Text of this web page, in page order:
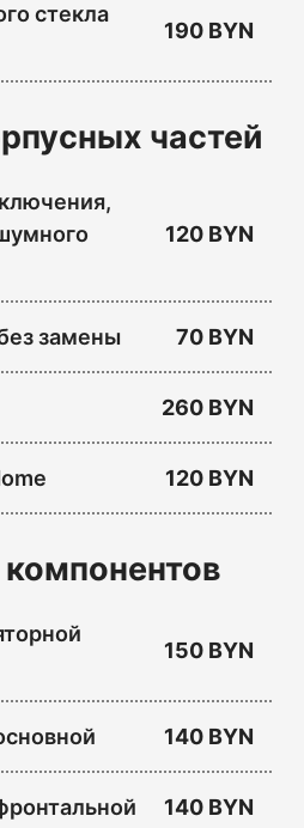
стекла
190 BYN
частей
120 BYN
замены 70 BYN
260 BYN
120 BYN
150 BYN
140 BYN
140 BYN